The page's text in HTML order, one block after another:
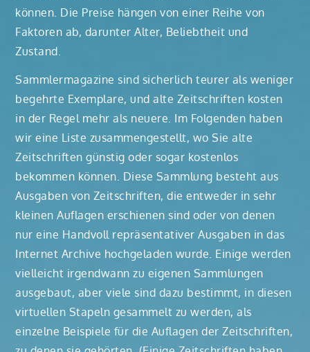
können. Die Preise hängen von einer Reihe von
Faktoren ab, darunter Alter, Beliebtheit und
Zustand.
Sammlermagazine sind sicherlich teurer als weniger
begehrte Exemplare, und alte Zeitschriften kosten
in der Regel mehr als neuere. Im Folgenden haben
wir eine Liste zusammengestellt, wo Sie alte
Zeitschriften günstig oder sogar kostenlos
bekommen können. Diese Sammlung besteht aus
Ausgaben von Zeitschriften, die entweder in sehr
kleinen Auflagen erschienen sind oder von denen
nur eine Handvoll repräsentativer Ausgaben in das
Internet Archive hochgeladen wurde. Einige werden
vielleicht irgendwann zu eigenen Sammlungen
ausgebaut, aber viele sind dazu bestimmt, in diesen
virtuellen Stapeln gesammelt zu werden, als
einzelne Beispiele für die Auflagen der Zeitschriften,